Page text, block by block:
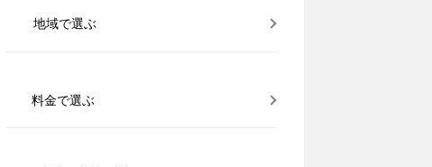
地域で選ぶ
料金で選ぶ